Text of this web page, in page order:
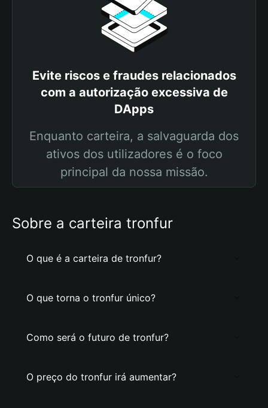
Evite riscos e fraudes relacionados
com a autorização excessiva de
DApps
Enquanto carteira, a salvaguarda dos
ativos dos utilizadores é o foco
principal da nossa missão.
Sobre a carteira tronfur
O que é a carteira de tronfur?
O que torna o tronfur único?
Como será o futuro de tronfur?
O preço do tronfur irá aumentar?